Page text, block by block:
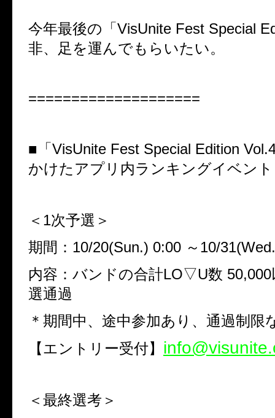
今年最後の「 VisUnite Fest Special
非、足を運んでもらいたい。
====================
■ 「 VisUnite Fest Special Edition
かけたアプリ内ランキングイベント
＜ 1次予選＞
期間： 10/20(Sun.) 0:00 ～ 10/31(
内容：バンドの合計LO▽U数 50,000
選通過
＊期間中、途中参加あり、通過制限
【エントリー受付】
＜最終選考 ＞